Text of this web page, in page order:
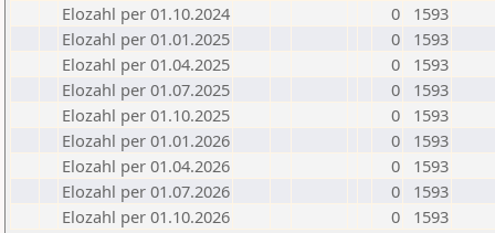
Elozahl per 01.10.2024
0
1593
Elozahl per 01.01.2025
0
1593
Elozahl per 01.04.2025
0
1593
Elozahl per 01.07.2025
0
1593
Elozahl per 01.10.2025
0
1593
Elozahl per 01.01.2026
0
1593
Elozahl per 01.04.2026
0
1593
Elozahl per 01.07.2026
0
1593
Elozahl per 01.10.2026
0 1593